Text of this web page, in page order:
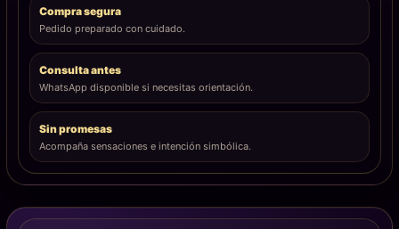
Compra segura
Pedido preparado con cuidado.
Consulta antes
WhatsApp disponible si necesitas orientación.
Sin promesas
Acompaña sensaciones e intención simbólica.